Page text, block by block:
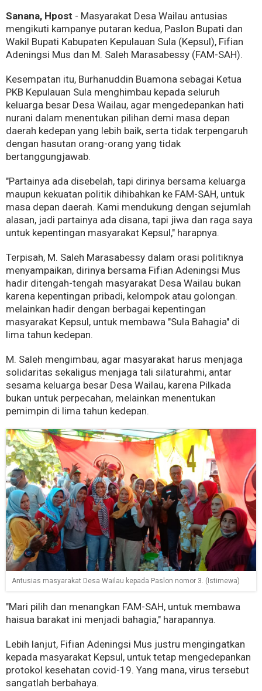
Sanana, Hpost - Masyarakat Desa Wailau antusias
mengikuti kampanye putaran kedua, Paslon Bupati dan
Wakil Bupati Kabupaten Kepulauan Sula (Kepsul), Fifian
Adeningsi Mus dan M. Saleh Marasabessy (FAM-SAH).
Kesempatan itu, Burhanuddin Buamona sebagai Ketua
PKB Kepulauan Sula menghimbau kepada seluruh
keluarga besar Desa Wailau, agar mengedepankan hati
nurani dalam menentukan pilihan demi masa depan
daerah kedepan yang lebih baik, serta tidak terpengaruh
dengan hasutan orang-orang yang tidak
bertanggungjawab.
"Partainya ada disebelah, tapi dirinya bersama keluarga
maupun kekuatan politik dihibahkan ke FAM-SAH, untuk
masa depan daerah. Kami mendukung dengan sejumlah
alasan, jadi partainya ada disana, tapi jiwa dan raga saya
untuk kepentingan masyarakat Kepsul," harapnya.
Terpisah, M. Saleh Marasabessy dalam orasi politiknya
menyampaikan, dirinya bersama Fifian Adeningsi Mus
hadir ditengah-tengah masyarakat Desa Wailau bukan
karena kepentingan pribadi, kelompok atau golongan.
melainkan hadir dengan berbagai kepentingan
masyarakat Kepsul, untuk membawa "Sula Bahagia" di
lima tahun kedepan.
M. Saleh mengimbau, agar masyarakat harus menjaga
solidaritas sekaligus menjaga tali silaturahmi, antar
sesama keluarga besar Desa Wailau, karena Pilkada
bukan untuk perpecahan, melainkan menentukan
pemimpin di lima tahun kedepan.
Antusias masyarakat Desa Wailau kepada Paslon nomor 3. (Istimewa)
"Mari pilih dan menangkan FAM-SAH, untuk membawa
haisua barakat ini menjadi bahagia," harapannya.
Lebih lanjut, Fifian Adeningsi Mus justru mengingatkan
kepada masyarakat Kepsul, untuk tetap mengedepankan
protokol kesehatan covid-19. Yang mana, virus tersebut
sangatlah berbahaya.